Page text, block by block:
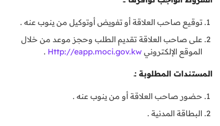
توقيع صاحب العلاقة أو تفويض أوتوكيل من ينوب عنه .
على صاحب العلاقة تقديم الطلب وحجز موعد من خلال
الموقع الإلكتروني Http://eapp.moci.gov.kw
.
المستندات المطلوبة :ـ
حضور صاحب العلاقة أو من ينوب عنه .
البطاقة المدنية .